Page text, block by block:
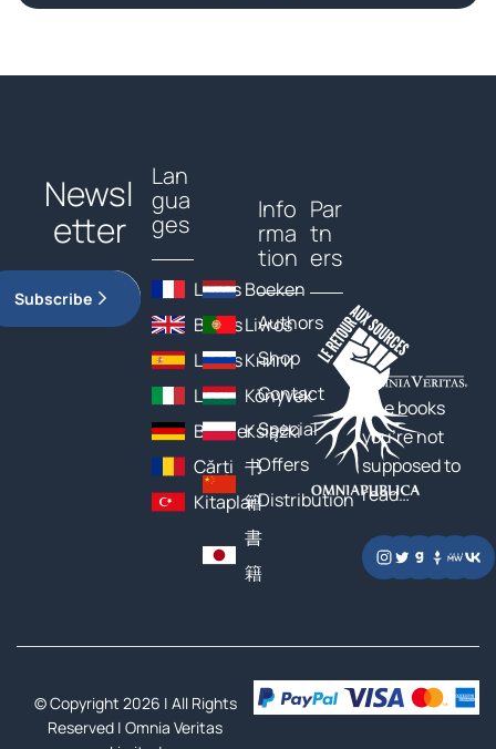
Newsl
etter
Subscribe
Lan
gua
ges
Livres
Books
Libros
Libri
Bücher
Cărți
Kitaplar
Boeken
Livros
Книги
Könyvek
Książki
书
籍
書
籍
Info
rma
tion
Authors
Shop
Contact
Special
Offers
Distribution
Par
tn
ers
The books
you’re not
supposed to
read…
© Copyright 2026 | All Rights
Reserved |Omnia Veritas